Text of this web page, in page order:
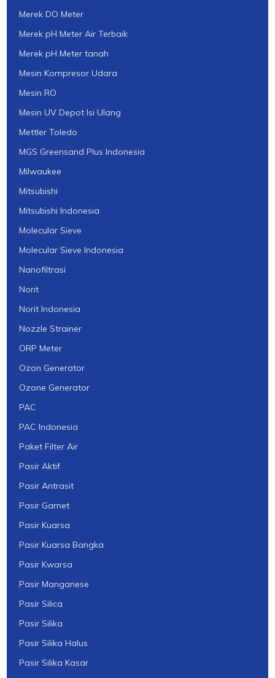
Merek DO Meter
Merek pH Meter Air Terbaik
Merek pH Meter tanah
Mesin Kompresor Udara
Mesin RO
Mesin UV Depot Isi Ulang
Mettler Toledo
MGS Greensand Plus Indonesia
Milwaukee
Mitsubishi
Mitsubishi Indonesia
Molecular Sieve
Molecular Sieve Indonesia
Nanofiltrasi
Norit
Norit Indonesia
Nozzle Strainer
ORP Meter
Ozon Generator
Ozone Generator
PAC
PAC Indonesia
Paket Filter Air
Pasir Aktif
Pasir Antrasit
Pasir Garnet
Pasir Kuarsa
Pasir Kuarsa Bangka
Pasir Kwarsa
Pasir Manganese
Pasir Silica
Pasir Silika
Pasir Silika Halus
Pasir Silika Kasar